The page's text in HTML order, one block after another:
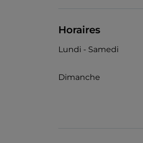
Horaires
Lundi - Samedi
Dimanche